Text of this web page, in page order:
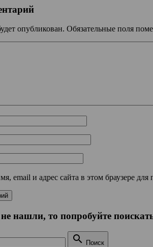
опубликован. Обязательные поля
email и адрес сайта в этом браузере
нашли, то попробуйте
 Поиск